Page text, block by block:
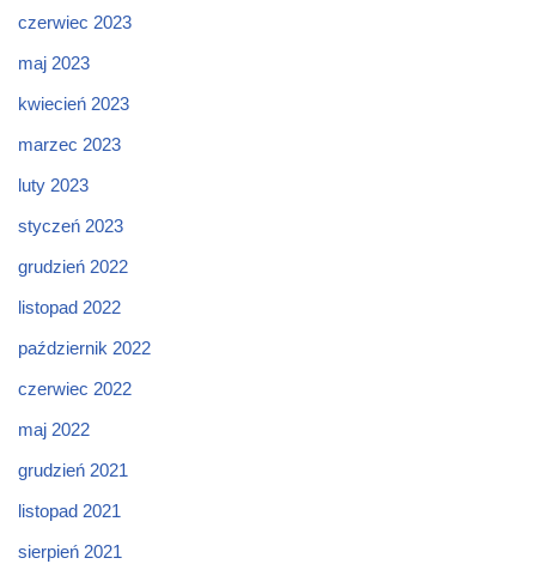
czerwiec 2023
maj 2023
kwiecień 2023
marzec 2023
luty 2023
styczeń 2023
grudzień 2022
listopad 2022
październik 2022
czerwiec 2022
maj 2022
grudzień 2021
listopad 2021
sierpień 2021